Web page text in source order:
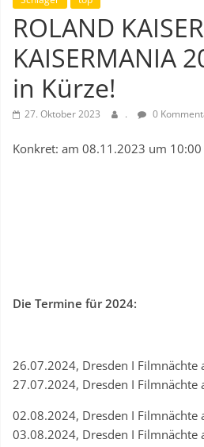
ROLAND KAISER
KAISERMANIA
in Kürze!
27. Oktober 2023 . 0
Konkret: am 08.11.2023 um
Die Termine für 2024:
26.07.2024, Dresden I Filmnächte
27.07.2024, Dresden I Filmnächte
02.08.2024, Dresden I Filmnächte
03.08.2024, Dresden I Filmnächte